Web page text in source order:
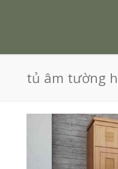
tủ âm tường